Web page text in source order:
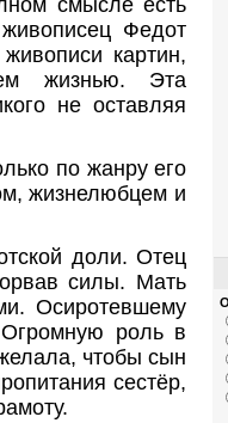
смысле есть
Федот
картин,
жизнью. Эта
не оставляя
по жанру его
жизнелюбцем и
доли. Отец
силы. Мать
Осиротевшему
роль в
чтобы сын
сестёр,